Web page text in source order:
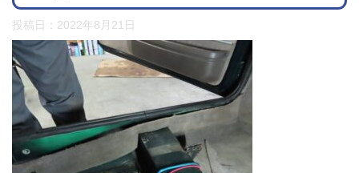
投稿日： 2022年8月21日